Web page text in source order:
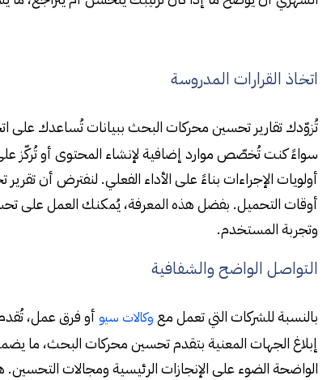
اتخاذ القرارات المدروسة
تُزوّدك تقارير تحسين محركات البحث ببيانات تُساعدك على
سواءً كنت تُخصّص موارد إضافية لإنشاء المحتوى أو تُركّز
أولويات الإجراءات بناءً على الأداء الفعلي. لنفترض
أوقات التحميل. بفضل هذه المعرفة، يُمكنك العمل على
وتجربة المستخدم.
التواصل الواضح والشفافية
بالنسبة للشركات التي تعمل مع وكالات سيوأو فرق عمل،
إبلاغ الجهات المعنية بتقدم تحسين محركات البحث، ما
الواضحة الضوء على الإنجازات الرئيسية ومجالات